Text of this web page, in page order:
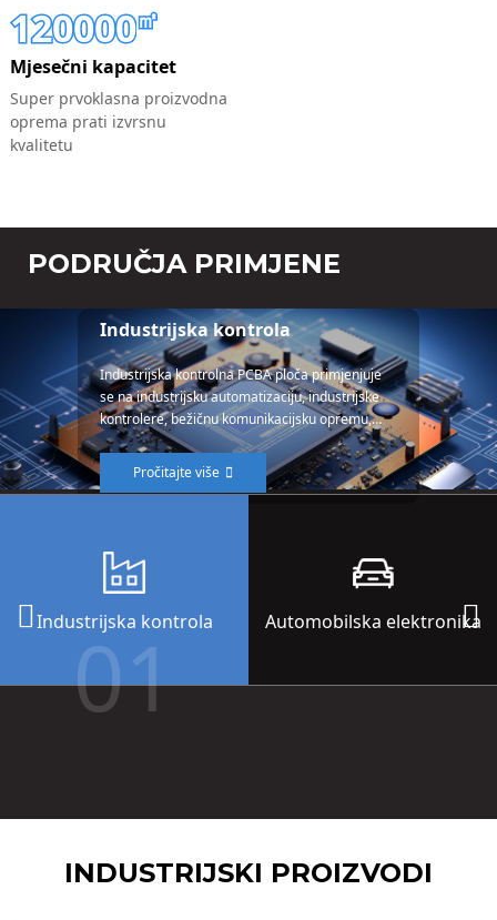
120000㎡
Mjesečni kapacitet
Super prvoklasna proizvodna
oprema prati izvrsnu
kvalitetu
PODRUČJA PRIMJENE
Industrijska kontrola
Industrijska kontrolna PCBA ploča primjenjuje
se na industrijsku automatizaciju, industrijske
kontrolere, bežičnu komunikacijsku opremu,
PLC (programabilni logički kontroler), daljinske
upravljače, senzore i instrumente u industrijskoj
automatizaciji i upravljačkim sustavima.
Pročitajte više
Industrijska kontrola
01 Automobilska elektronika
INDUSTRIJSKI PROIZVODI